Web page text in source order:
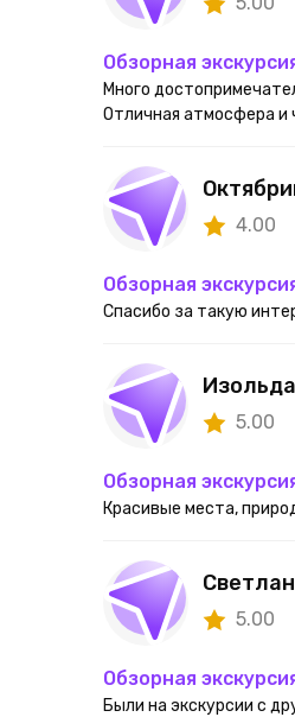
Обзорная
Много
Отличная атмосфера и
4.00
Обзорная
Спасибо за такую
5.00
Обзорная
Красивые места,
5.00
Обзорная
Были на экскурсии с